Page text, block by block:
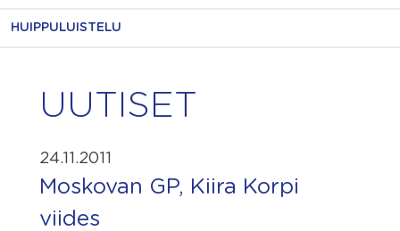
HUIPPULUISTELU
UUTISET
24.11.2011
Moskovan GP, Kiira Korpi
viides